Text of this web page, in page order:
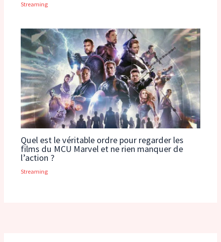
Streaming
Quel est le véritable ordre pour regarder les
films du MCU Marvel et ne rien manquer de
l’action ?
Streaming